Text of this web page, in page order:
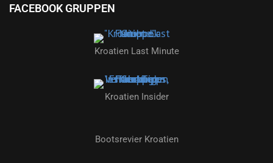
FACEBOOK GRUPPEN
Kroatien Last Minute
Kroatien Insider
Bootsrevier Kroatien